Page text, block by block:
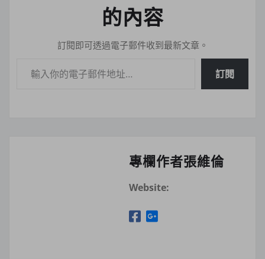
的內容
訂閱即可透過電子郵件收到最新文章。
訂閱
專欄作者張維倫
Website: